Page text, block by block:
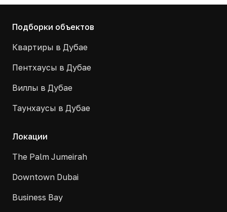
Подборки объектов
Квартиры в Дубае
Пентхаусы в Дубае
Виллы в Дубае
Таунхаусы в Дубае
Локации
The Palm Jumeirah
Downtown Dubai
Business Bay